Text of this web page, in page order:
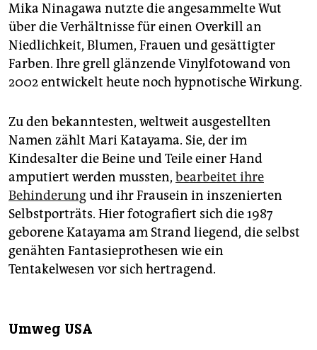
Mika Ninagawa nutzte die angesammelte Wut
über die Verhältnisse für einen Overkill an
Niedlichkeit, Blumen, Frauen und gesättigter
Farben. Ihre grell glänzende Vinylfotowand von
2002 entwickelt heute noch hypnotische Wirkung.
Zu den bekanntesten, weltweit ausgestellten
Namen zählt Mari Kata­yama. Sie, der im
Kindesalter die Beine und Teile einer Hand
amputiert werden mussten, bearbeitet ihre
Behinderungund ihr Frausein in inszenierten
Selbstporträts. Hier fotografiert sich die 1987
geborene Katayama am Strand liegend, die selbst
genähten Fantasieprothesen wie ein
Tentakelwesen vor sich hertragend.
Umweg USA